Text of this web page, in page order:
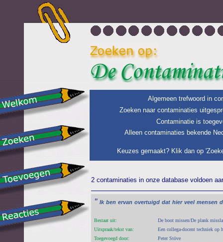
Algemeen trefwoord in
Zoeken naar contaminaties
Contaminatie is
Alleen contaminaties bekende
Keuzes gemaakt? Klik dan op
2 contaminaties in onze database voldoen
" Ik ben ervan overtuigd dat hier veel mensen
Bestaat uit:
De boot missen/De plank
Uitspraak/tekst van:
Een collega-docent techniek op
Toegevoegd door:
Peter Stöve